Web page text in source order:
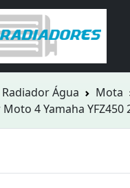
Radiador Água Mota
4 Yamaha YFZ450